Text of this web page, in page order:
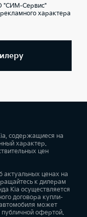
"СИМ-Сервис"
характера
содержащиеся на
характер.
цен
ценах на
к дилерам
Kia осуществляется
договора купли-
может
публичной офертой.